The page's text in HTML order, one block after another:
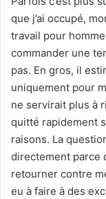
que j’ai occupé,
travail pour
commander une
pas. En gros, il
uniquement pour
ne servirait plus à
quitté rapidement
raisons. La
directement parce
retourner contre
eu à faire à des